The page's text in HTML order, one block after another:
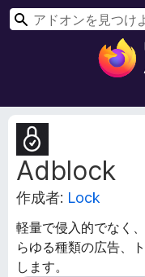
検
Adblock
作成者: Lock
軽量で侵入的でなく
らゆる種類の広告、
します。
拡
張
機
能
メ
デ
ー
タ